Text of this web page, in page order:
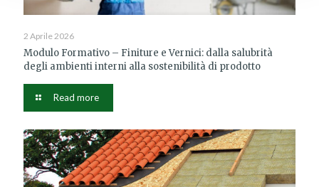
2 Aprile 2026
Modulo Formativo – Finiture e Vernici: dalla salubrità
degli ambienti interni alla sostenibilità di prodotto
Read more